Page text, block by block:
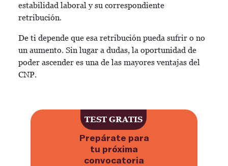
estabilidad laboral y su correspondiente
retribución.
De ti depende que esa retribución pueda sufrir o no
un aumento. Sin lugar a dudas, la oportunidad de
poder ascender es una de las mayores ventajas del
CNP.
Prepárate para
tu próxima
convocatoria
TEST GRATIS